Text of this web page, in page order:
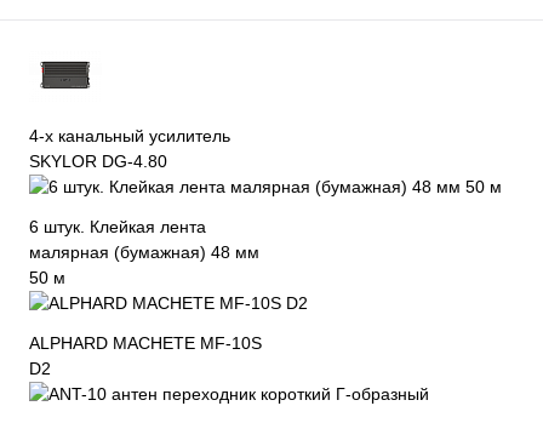
4-х канальный усилитель
SKYLOR DG-4.80
6 штук. Клейкая лента
малярная (бумажная) 48 мм
50 м
ALPHARD MACHETE MF-10S
D2